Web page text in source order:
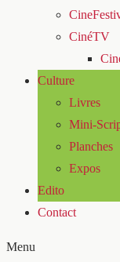
CinéTV
Culture
Livres
Mini-
Planches
Expos
Edito
Contact
Menu